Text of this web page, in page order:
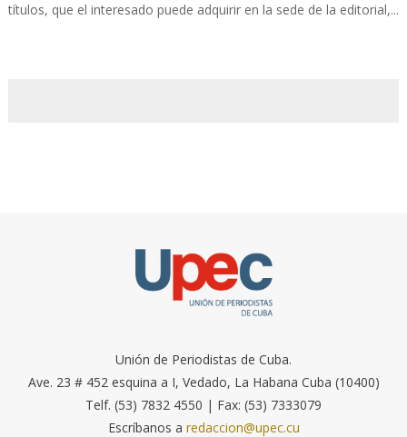
títulos, que el interesado puede adquirir en la sede de la editorial,...
Unión de Periodistas de Cuba.
Ave. 23 # 452 esquina a I, Vedado, La Habana Cuba (10400)
Telf. (53) 7832 4550 | Fax: (53) 7333079
Escríbanos a redaccion@upec.cu